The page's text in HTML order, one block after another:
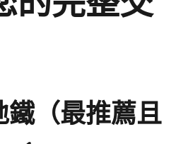
鐵（最推薦且